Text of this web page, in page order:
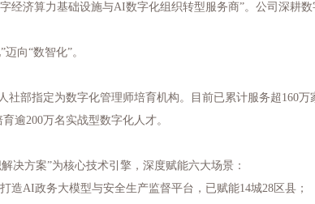
经济算力基础设施与AI数字化组织转型服务商”。公司深耕
向“数智化”。
部指定为数字化管理师培育机构。目前已累计服务超160万
逾200万名实战型数字化人才。
决方案”为核心技术引擎，深度赋能六大场景：
AI政务大模型与安全生产监督平台，已赋能14城28区县；